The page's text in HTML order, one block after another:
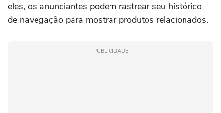
eles, os anunciantes podem rastrear seu histórico
de navegação para mostrar produtos relacionados.
PUBLICIDADE